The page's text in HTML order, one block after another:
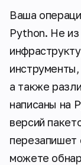
Ваша
Python. Не
а также
написаны на
версий
перезапишет
можете